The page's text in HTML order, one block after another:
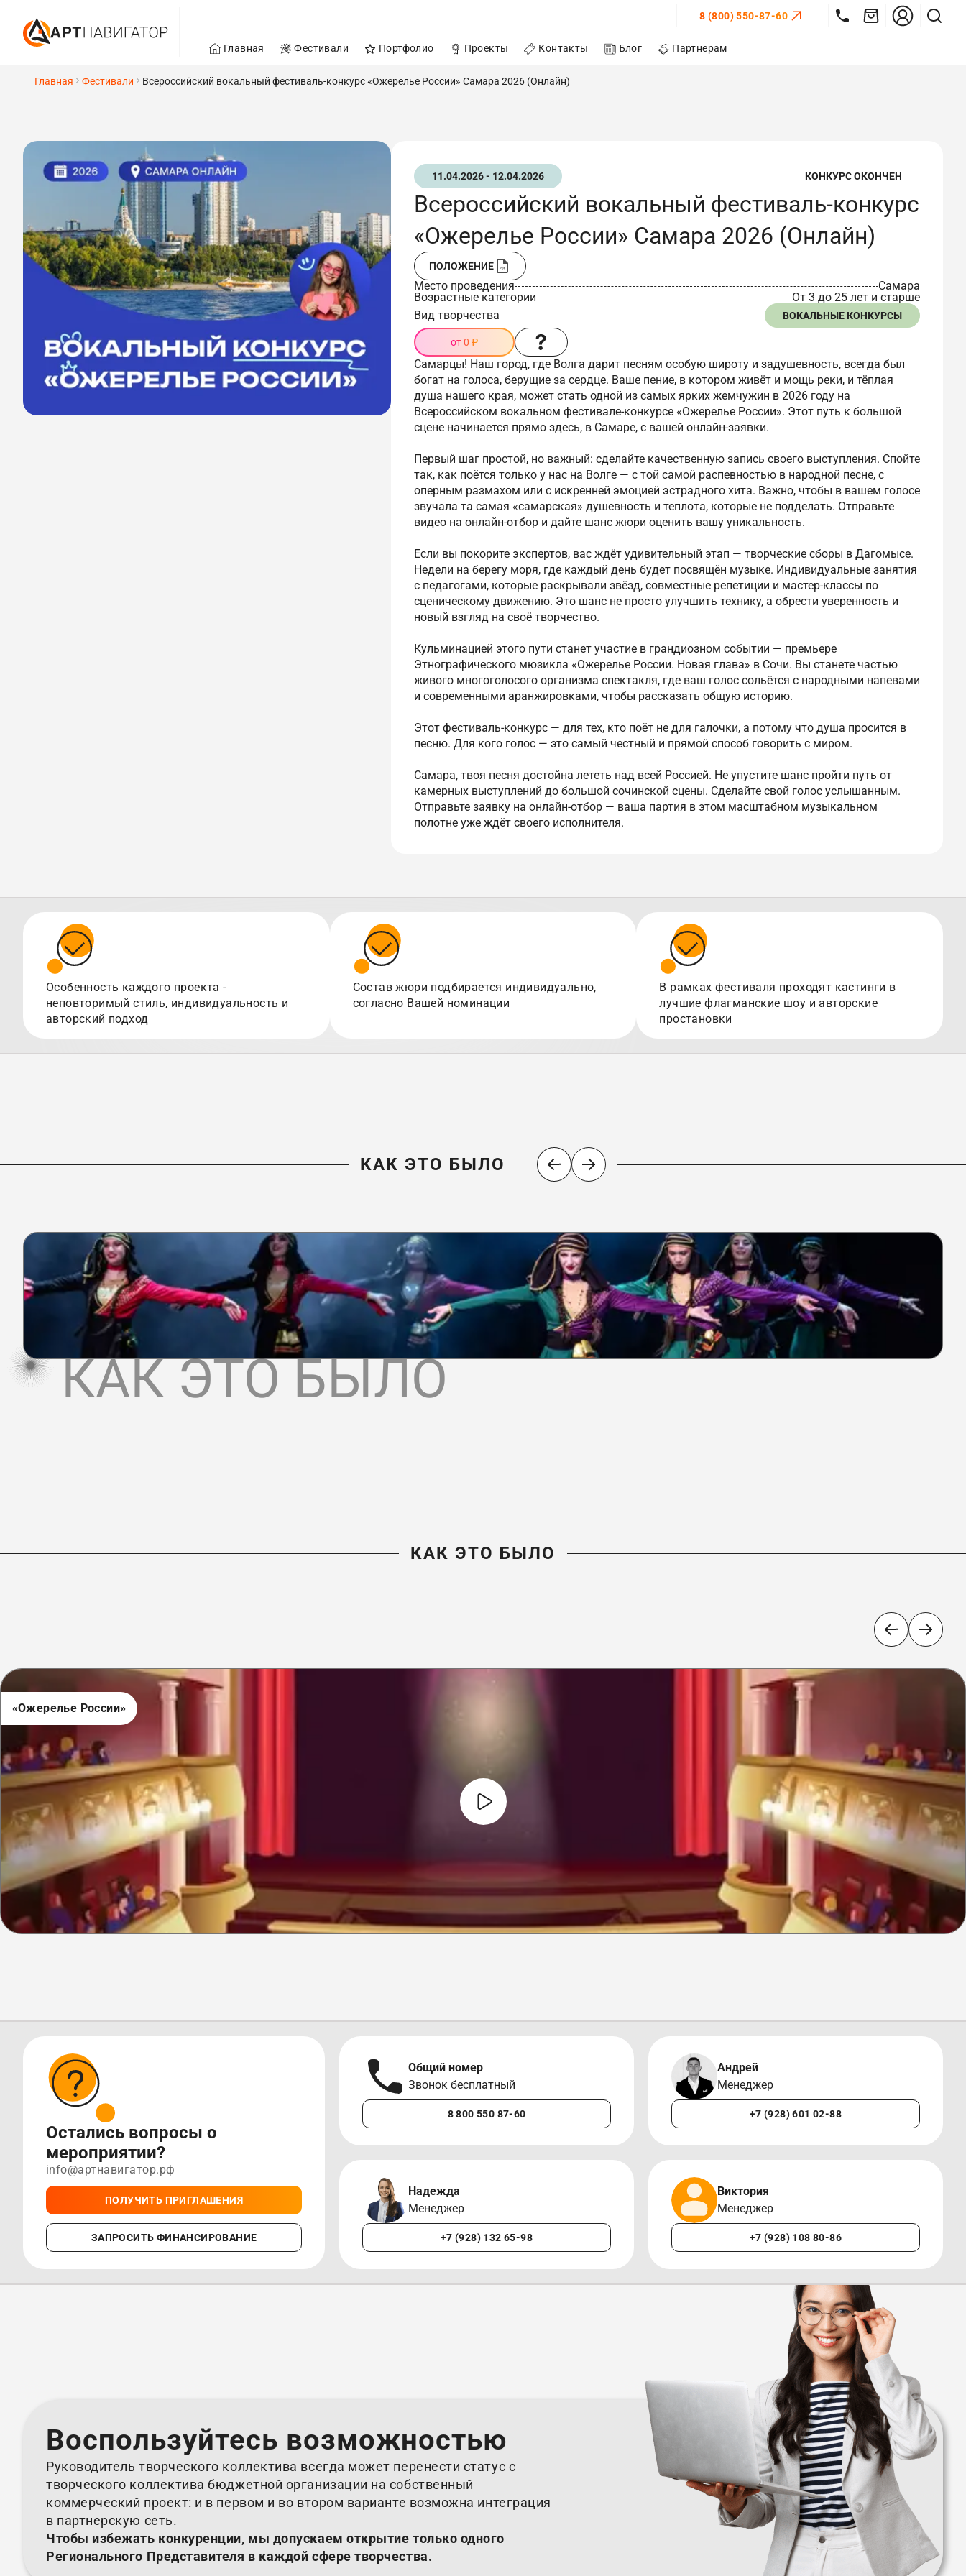
8 (800) 550-87-60
Главная Фестивали Портфолио Проекты Контакты Блог Партнерам
Главная Фестивали Всероссийский вокальный фестиваль-конкурс «Ожерелье России» Самара 2026 (Онлайн)
11.04.2026 - 12.04.2026 КОНКУРС ОКОНЧЕН
Всероссийский вокальный фестиваль-конкурс
«Ожерелье России» Самара 2026 (Онлайн)
ПОЛОЖЕНИЕ
Место проведения
Самара
Возрастные категории
От 3 до 25 лет и старше
Вид творчества
ВОКАЛЬНЫЕ КОНКУРСЫ
от 0 ₽
Самарцы! Наш город, где Волга дарит песням особую широту и задушевность, всегда был
богат на голоса, берущие за сердце. Ваше пение, в котором живёт и мощь реки, и тёплая
душа нашего края, может стать одной из самых ярких жемчужин в 2026 году на
Всероссийском вокальном фестивале-конкурсе «Ожерелье России». Этот путь к большой
сцене начинается прямо здесь, в Самаре, с вашей онлайн-заявки.
Первый шаг простой, но важный: сделайте качественную запись своего выступления. Спойте
так, как поётся только у нас на Волге — с той самой распевностью в народной песне, с
оперным размахом или с искренней эмоцией эстрадного хита. Важно, чтобы в вашем голосе
звучала та самая «самарская» душевность и теплота, которые не подделать. Отправьте
видео на онлайн-отбор и дайте шанс жюри оценить вашу уникальность.
Если вы покорите экспертов, вас ждёт удивительный этап — творческие сборы в Дагомысе.
Недели на берегу моря, где каждый день будет посвящён музыке. Индивидуальные занятия
с педагогами, которые раскрывали звёзд, совместные репетиции и мастер-классы по
сценическому движению. Это шанс не просто улучшить технику, а обрести уверенность и
новый взгляд на своё творчество.
Кульминацией этого пути станет участие в грандиозном событии — премьере
Этнографического мюзикла «Ожерелье России. Новая глава» в Сочи. Вы станете частью
живого многоголосого организма спектакля, где ваш голос сольётся с народными напевами
и современными аранжировками, чтобы рассказать общую историю.
Этот фестиваль-конкурс — для тех, кто поёт не для галочки, а потому что душа просится в
песню. Для кого голос — это самый честный и прямой способ говорить с миром.
Самара, твоя песня достойна лететь над всей Россией. Не упустите шанс пройти путь от
камерных выступлений до большой сочинской сцены. Сделайте свой голос услышанным.
Отправьте заявку на онлайн-отбор — ваша партия в этом масштабном музыкальном
полотне уже ждёт своего исполнителя.
Особенность каждого проекта -
неповторимый стиль, индивидуальность и
авторский подход
Состав жюри подбирается индивидуально,
согласно Вашей номинации
В рамках фестиваля проходят кастинги в
лучшие флагманские шоу и авторские
простановки
КАК ЭТО БЫЛО
КАК ЭТО БЫЛО
КАК ЭТО БЫЛО
«Ожерелье России»
Остались вопросы о
мероприятии?
info@артнавигатор.рф
ПОЛУЧИТЬ ПРИГЛАШЕНИЯ
ЗАПРОСИТЬ ФИНАНСИРОВАНИЕ
Общий номер
Звонок бесплатный
8 800 550 87-60
Андрей
Менеджер
+7 (928) 601 02-88
Надежда
Менеджер
+7 (928) 132 65-98
Виктория
Менеджер
+7 (928) 108 80-86
Воспользуйтесь возможностью
Руководитель творческого коллектива всегда может перенести статус с
творческого коллектива бюджетной организации на собственный
коммерческий проект: и в первом и во втором варианте возможна интеграция
в партнерскую сеть.
Чтобы избежать конкуренции, мы допускаем открытие только одного
Регионального Представителя в каждой сфере творчества.